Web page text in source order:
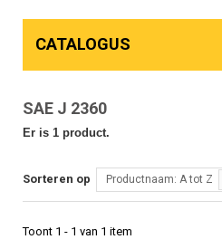
CATALOGUS
SAE J 2360
Er is 1 product.
Sorteren op Productnaam: A tot Z
Toont 1 - 1 van 1 item